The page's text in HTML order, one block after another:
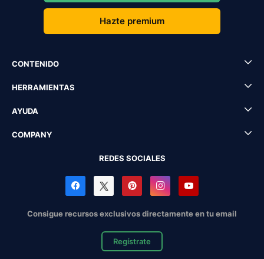
Hazte premium
CONTENIDO
HERRAMIENTAS
AYUDA
COMPANY
REDES SOCIALES
Consigue recursos exclusivos directamente en tu email
Regístrate